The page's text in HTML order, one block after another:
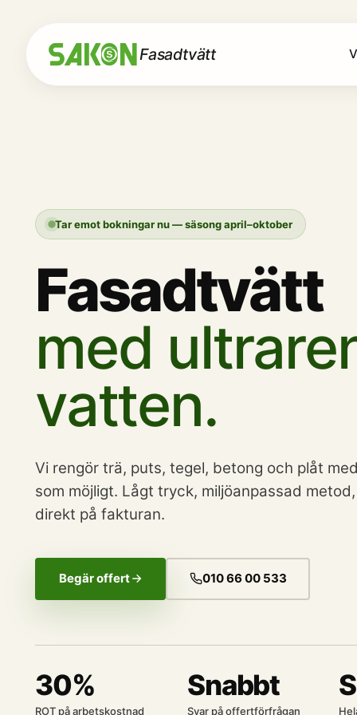
Fasadtvätt
Tar emot bokningar nu — säsong april–oktober
Fasadtvätt
med
vatten.
Vi rengör trä, puts, tegel, betong och plåt
som möjligt. Lågt tryck, miljöanpassad
direkt på fakturan.
Begär offert 010 66 00 533
30%
ROT på arbetskostnad
Snabbt
Svar på offertförfrågan